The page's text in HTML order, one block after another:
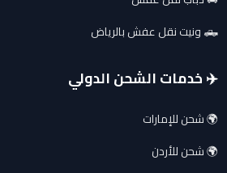
🛻 ونيت نقل عفش بالرياض
✈️ خدمات الشحن الدولي
🌍 شحن للإمارات
🌍 شحن للأردن